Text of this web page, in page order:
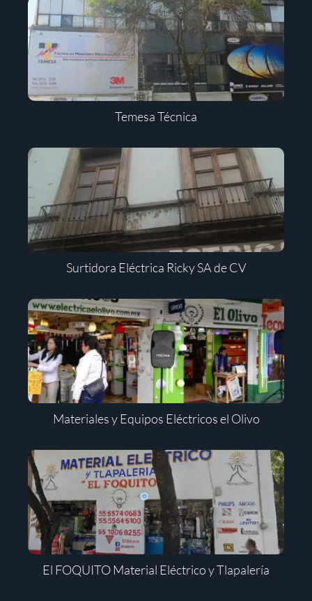
Temesa Técnica
Surtidora Eléctrica Ricky SA de CV
Materiales y Equipos Eléctricos el Olivo
El FOQUITO Material Eléctrico y Tlapalería